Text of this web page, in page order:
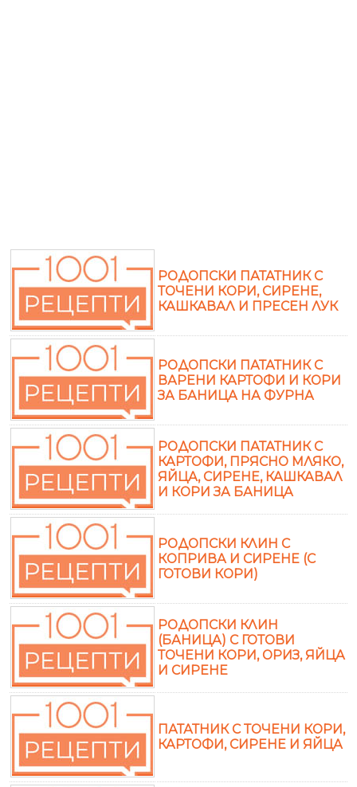
РОДОПСКИ ПАТАТНИК С
ТОЧЕНИ КОРИ, СИРЕНЕ,
КАШКАВАЛ И ПРЕСЕН ЛУК
РОДОПСКИ ПАТАТНИК С
ВАРЕНИ КАРТОФИ И КОРИ
ЗА БАНИЦА НА ФУРНА
РОДОПСКИ ПАТАТНИК С
КАРТОФИ, ПРЯСНО МЛЯКО,
ЯЙЦА, СИРЕНЕ, КАШКАВАЛ
И КОРИ ЗА БАНИЦА
РОДОПСКИ КЛИН С
КОПРИВА И СИРЕНЕ (С
ГОТОВИ КОРИ)
РОДОПСКИ КЛИН
(БАНИЦА) С ГОТОВИ
ТОЧЕНИ КОРИ, ОРИЗ, ЯЙЦА
И СИРЕНЕ
ПАТАТНИК С ТОЧЕНИ КОРИ,
КАРТОФИ, СИРЕНЕ И ЯЙЦА